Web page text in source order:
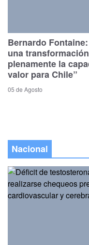
Bernardo
una
plenamente la
valor para Chile”
05 de Agosto
Nacional